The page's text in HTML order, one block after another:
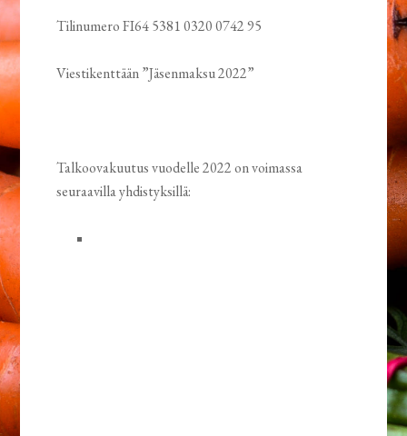
Tilinumero FI64 5381 0320 0742 95
Viestikenttään ”Jäsenmaksu 2022”
Talkoovakuutus vuodelle 2022 on voimassa
seuraavilla yhdistyksillä: